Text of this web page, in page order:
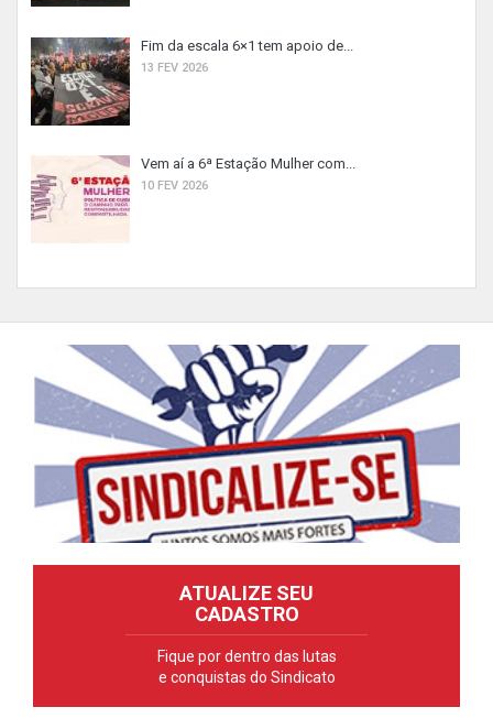
Fim da escala 6×1 tem apoio de...
13 FEV 2026
Vem aí a 6ª Estação Mulher com...
10 FEV 2026
ATUALIZE SEU
CADASTRO
Fique por dentro das lutas
e conquistas do Sindicato